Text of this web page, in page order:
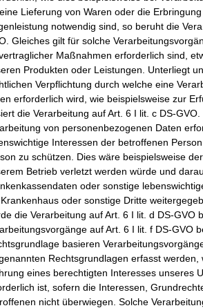
Lieferung von Waren oder die
notwendig sind, so beruht die
Gleiches gilt für solche
Maßnahmen erforderlich sind,
Produkten oder Leistungen. Unterliegt
Verpflichtung durch welche eine
erforderlich wird, wie beispielsweise zur
die Verarbeitung auf Art. 6 I lit. c DS-
von personenbezogenen Daten
Interessen der betroffenen
zu schützen. Dies wäre beispielsweise
Betrieb verletzt werden würde und
oder sonstige
oder sonstige Dritte
die Verarbeitung auf Art. 6 I lit. d DS-GVO
auf Art. 6 I lit. f DS-GVO
basieren
Rechtsgrundlagen erfasst werden,
eines berechtigten Interesses unseres
ist, sofern die Interessen,
nicht überwiegen. Solche